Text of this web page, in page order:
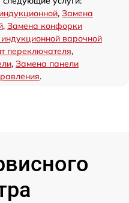
, Замена
, Замена конфорки
варочной
переключателя,
, Замена панели
.